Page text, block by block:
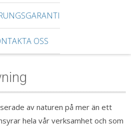
OSS
av naturen på mer än ett
hela vår verksamhet och som